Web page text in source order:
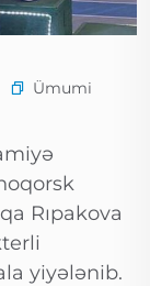
Ümumi
Rıpakova
yiyələnib.